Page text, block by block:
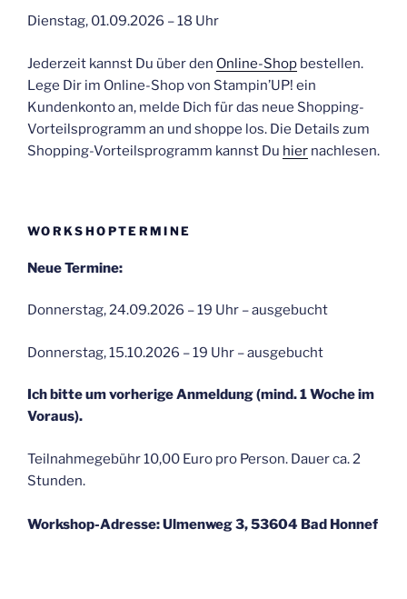
Dienstag, 01.09.2026 – 18 Uhr
Jederzeit kannst Du über den Online-Shop bestellen.
Lege Dir im Online-Shop von Stampin’UP! ein
Kundenkonto an, melde Dich für das neue Shopping-
Vorteilsprogramm an und shoppe los. Die Details zum
Shopping-Vorteilsprogramm kannst Du hier nachlesen.
WORKSHOPTERMINE
Neue Termine:
Donnerstag, 24.09.2026 – 19 Uhr – ausgebucht
Donnerstag, 15.10.2026 – 19 Uhr – ausgebucht
Ich bitte um vorherige Anmeldung (mind. 1 Woche im
Voraus).
Teilnahmegebühr 10,00 Euro pro Person. Dauer ca. 2
Stunden.
Workshop-Adresse: Ulmenweg 3, 53604 Bad Honnef